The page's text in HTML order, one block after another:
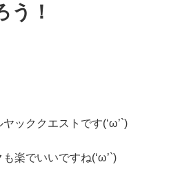
う！
ッククエストです(‘ω’`)
楽でいいですね(‘ω’`)